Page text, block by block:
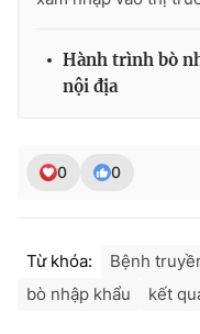
Hành trình bò
nội địa
0 0
Từ khóa: Bệnh
bò nhập khẩu
kết